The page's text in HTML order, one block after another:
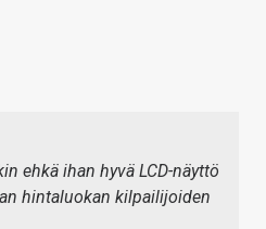
ehkä ihan hyvä LCD-näyttö
hintaluokan kilpailijoiden